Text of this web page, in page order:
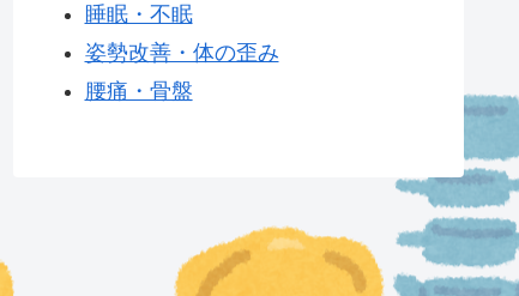
睡眠・不眠
姿勢改善・体の歪み
腰痛・骨盤